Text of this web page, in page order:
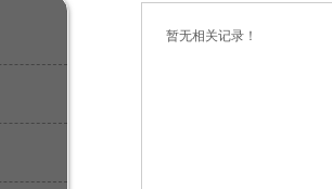
暂无相关记录！